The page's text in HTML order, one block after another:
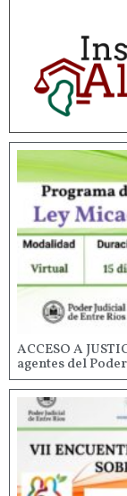
ACCESO A
agentes del